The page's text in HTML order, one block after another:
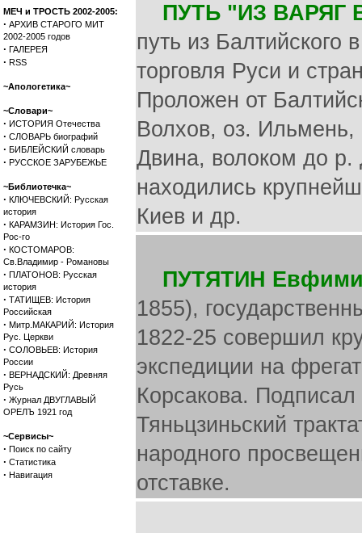
МЕЧ и ТРОСТЬ 2002-2005:
· АРХИВ СТАРОГО МИТ
2002-2005 годов
· ГАЛЕРЕЯ
· RSS
~Апологетика~
~Словари~
· ИСТОРИЯ Отечества
· СЛОВАРЬ биографий
· БИБЛЕЙСКИЙ словарь
· РУССКОЕ ЗАРУБЕЖЬЕ
~Библиотечка~
· КЛЮЧЕВСКИЙ: Русская
история
· КАРАМЗИН: История Гос.
Рос-го
· КОСТОМАРОВ:
Св.Владимир - Романовы
· ПЛАТОНОВ: Русская
история
· ТАТИЩЕВ: История
Российская
· Митр.МАКАРИЙ: История
Рус. Церкви
· СОЛОВЬЕВ: История
России
· ВЕРНАДСКИЙ: Древняя
Русь
· Журнал ДВУГЛАВЫЙ
ОРЕЛЪ 1921 год
~Сервисы~
· Поиск по сайту
· Статистика
· Навигация
ПУТЬ "ИЗ ВАРЯГ
путь из
торговля Руси и
Проложен от
Волхов, оз.
Двина, волоком до
находились
Киев и др.
ПУТЯТИН
1855),
1822-25 совершил
экспедиции на
Корсакова. Подписал
Тяньцзиньский
народного
отставке.